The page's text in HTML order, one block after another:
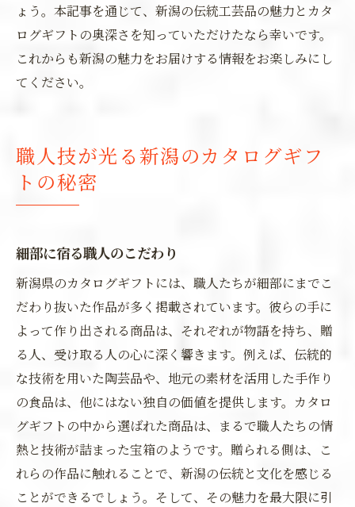
ょう。本記事を通じて、新潟の伝統工芸品の魅力とカタ
ログギフトの奥深さを知っていただけたなら幸いです。
これからも新潟の魅力をお届けする情報をお楽しみにし
てください。
職人技が光る新潟のカタログギフ
トの秘密
細部に宿る職人のこだわり
新潟県のカタログギフトには、職人たちが細部にまでこ
だわり抜いた作品が多く掲載されています。彼らの手に
よって作り出される商品は、それぞれが物語を持ち、贈
る人、受け取る人の心に深く響きます。例えば、伝統的
な技術を用いた陶芸品や、地元の素材を活用した手作り
の食品は、他にはない独自の価値を提供します。カタロ
グギフトの中から選ばれた商品は、まるで職人たちの情
熱と技術が詰まった宝箱のようです。贈られる側は、こ
れらの作品に触れることで、新潟の伝統と文化を感じる
ことができるでしょう。そして、その魅力を最大限に引